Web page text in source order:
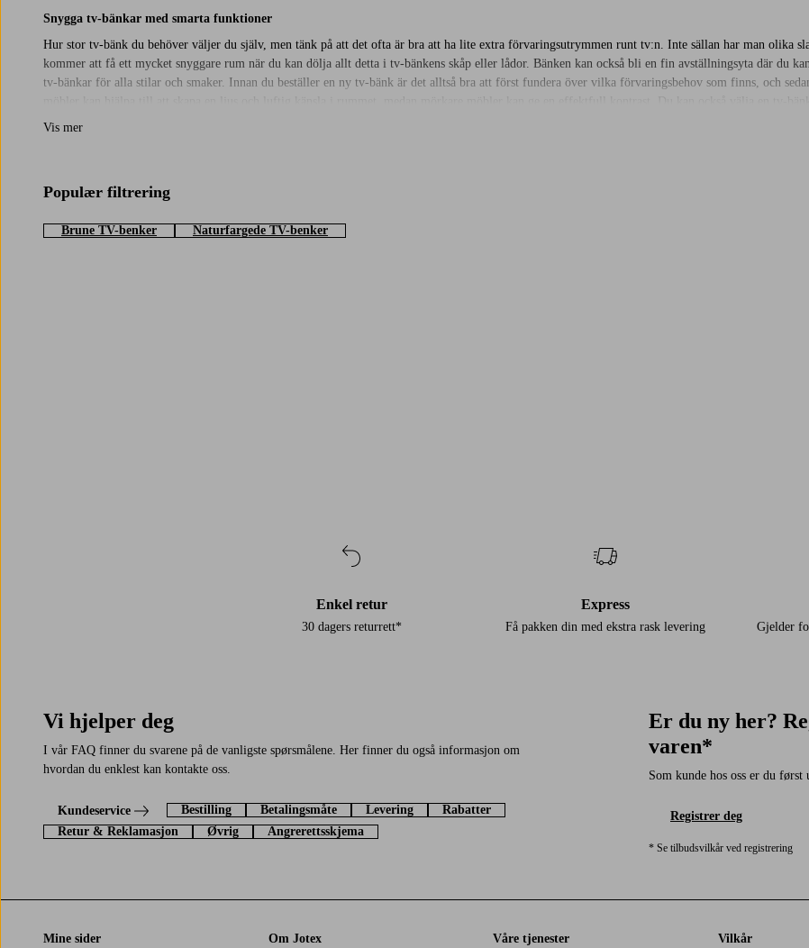
Snygga tv-bänkar med smarta funktioner
Hur stor tv-bänk du behöver väljer du själv, men tänk på att det ofta är bra att ha lite extra förvaringsutrymmen runt tv:n. Inte sällan har man olika
kommer att få ett mycket snyggare rum när du kan dölja allt detta i tv-bänkens skåp eller lådor. Bänken kan också bli en fin avställningsyta där du
tv-bänkar för alla stilar och smaker. Innan du beställer en ny tv-bänk är det alltså bra att först fundera över vilka förvaringsbehov som finns, och
helt enkelt vardagsrummet eller tv-rummet ett lyft med en ny tv-bänk från jotex.se. Det är den perfekta möbeln för en tv:n som samtidigt blir en
Vis mer
Populær filtrering
Brune TV-benker Naturfargede TV-benker
Enkel retur
30 dagers returrett*
Express
Få pakken din med ekstra rask levering Gjelder
Er du ny her?
varen*
Som kunde hos oss er du
Registrer deg
* Se tilbudsvilkår ved registrering
Vi hjelper deg
I vår FAQ finner du svarene på de vanligste spørsmålene. Her finner du også informasjon om
hvordan du enklest kan kontakte oss.
Kundeservice Bestilling Betalingsmåte Levering
Rabatter
Retur & Reklamasjon
Øvrig Angrerettsskjema
Mine sider Om Jotex Våre tjenester Vilkår